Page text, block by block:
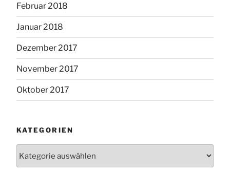
Februar 2018
Januar 2018
Dezember 2017
November 2017
Oktober 2017
KATEGORIEN